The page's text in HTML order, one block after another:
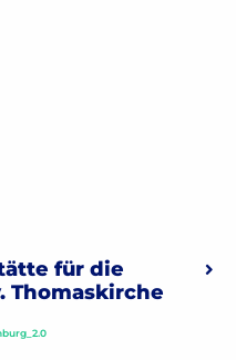
für die
Thomaskirche